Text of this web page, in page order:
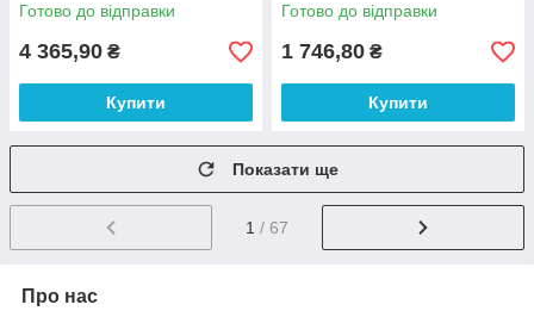
Готово до відправки
4 365,90 ₴
Купити
Готово до відправки
1 746,80 ₴
Купити
Показати ще
1 / 67
Про нас